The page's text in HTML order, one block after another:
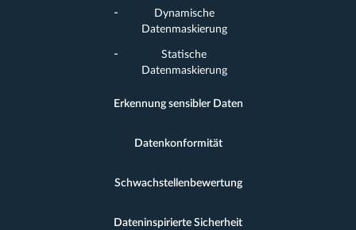
Dynamische
Datenmaskierung
Statische
Datenmaskierung
Erkennung sensibler Daten
Datenkonformität
Schwachstellenbewertung
Dateninspirierte Sicherheit